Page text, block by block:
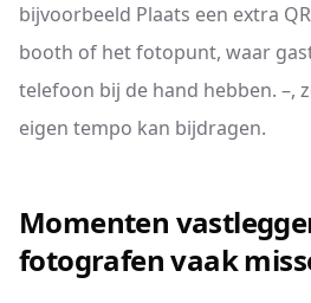
bijvoorbeeld Plaats een extra
booth of het fotopunt, waar
telefoon bij de hand hebben. –,
eigen tempo kan bijdragen.
Momenten
fotografen vaak